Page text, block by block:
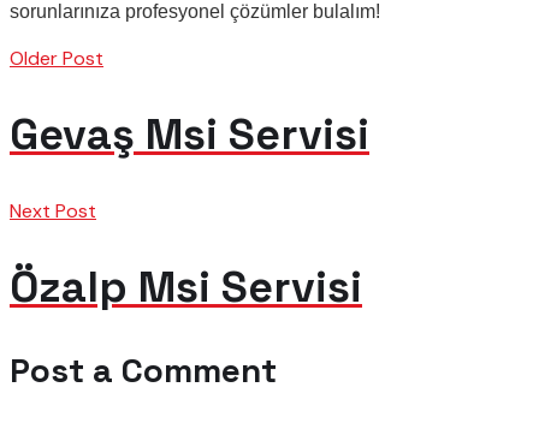
sorunlarınıza profesyonel çözümler bulalım!
Older Post
Gevaş Msi Servisi
Next Post
Özalp Msi Servisi
Post a Comment